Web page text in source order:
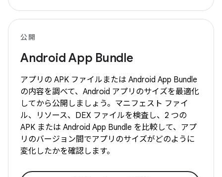
公開
Android App Bundle
アプリの APK ファイルまたは Android App Bundle
の内容を調べて、Android アプリのサイズを最適化
してから公開しましょう。マニフェスト ファイ
ル、リソース、DEX ファイルを検査し、2 つの
APK または Android App Bundle を比較して、アプ
リのバージョン間でアプリのサイズがどのように
変化したかを確認します。